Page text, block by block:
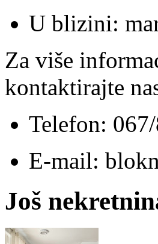
U blizini:
Za više
kontaktirajte
Telefon:
E-mail:
Još